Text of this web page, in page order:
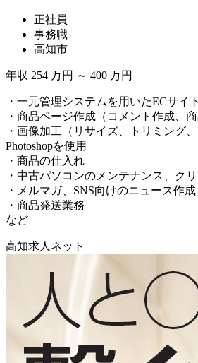
正社員
事務職
高知市
年収 254 万円 ～ 400 万円
・一元管理システムを用いたECサイ
・商品ページ作成（コメント作成、商
・画像加工（リサイズ、トリミング、
Photoshopを使用
・商品の仕入れ
・中古パソコンのメンテナンス、ク
・メルマガ、SNS向けのニュース作成
・商品発送業務
など
高知求人ネット